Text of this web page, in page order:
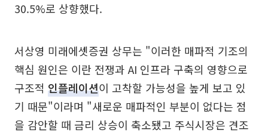
30.5%로 상향했다.
서상영 미래에셋증권 상무는 "이러한 매파적 기조의
핵심 원인은 이란 전쟁과 AI 인프라 구축의 영향으로
구조적 인플레이션이 고착할 가능성을 높게 보고 있
기 때문"이라며 "새로운 매파적인 부분이 없다는 점
을 감안할 때 금리 상승이 축소됐고 주식시장은 견조